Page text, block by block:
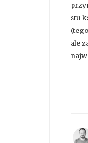
stu
ale